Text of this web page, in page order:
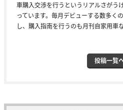
車購入交渉を行うというリアルさがう
っています。毎月デビューする数多く
し、購入指南を行うのも月刊自家用車
投稿一覧